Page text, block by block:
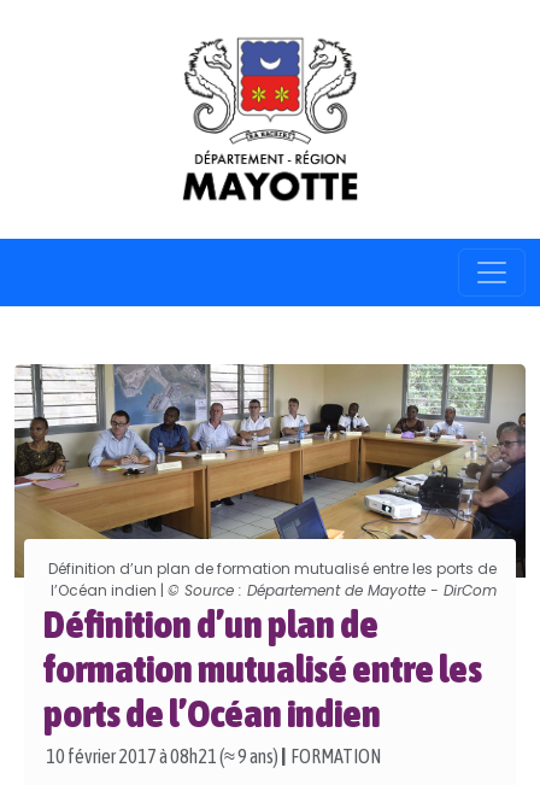
Définition d’un plan de formation mutualisé entre les ports de
l’Océan indien | © Source : Département de Mayotte - DirCom
Définition d’un plan de
formation mutualisé entre les
ports de l’Océan indien
10 février 2017 à 08h21 (≈ 9 ans) FORMATION